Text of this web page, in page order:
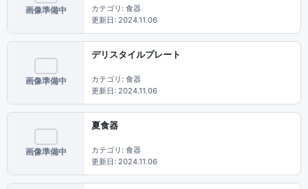
画像準備中
カテゴリ: 食器
更新日: 2024.11.06
画像準備中
デリスタイルプレート
カテゴリ: 食器
更新日: 2024.11.06
画像準備中
夏食器
カテゴリ: 食器
更新日: 2024.11.06